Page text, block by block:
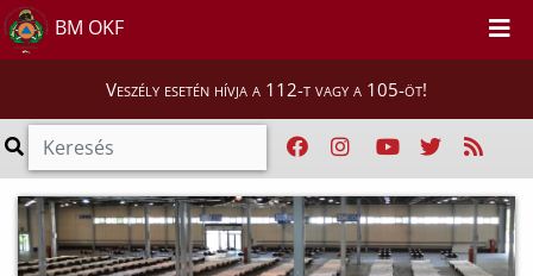
BM OKF
Veszély esetén hívja a 112-t vagy a 105-öt!